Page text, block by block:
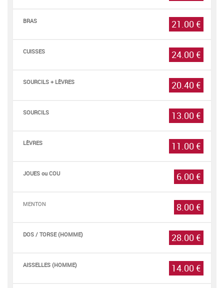
21.00 €
BRAS
24.00 €
CUISSES
20.40 €
SOURCILS + LÈVRES
13.00 €
SOURCILS
11.00 €
LÈVRES
6.00 €
JOUES ou COU
8.00 €
MENTON
28.00 €
DOS / TORSE (HOMME)
14.00 €
AISSELLES (HOMME)